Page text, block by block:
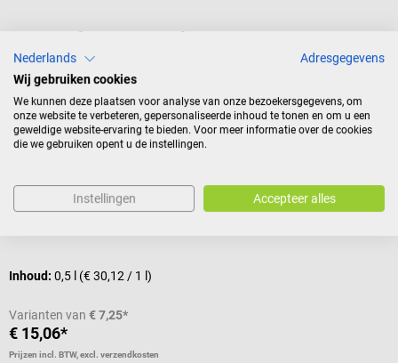
Andere kochten ook
SCHUPP
Massagelotion Relax
inhoud: 500 ml + dispenser
Inhoud: 0,5 l (€ 30,12 / 1 l)
Varianten van € 7,25*
€ 15,06*
Prijzen incl. BTW, excl. verzendkosten
Nederlands
Adresgegevens
Wij gebruiken cookies
We kunnen deze plaatsen voor analyse van onze bezoekersgegevens, om
onze website te verbeteren, gepersonaliseerde inhoud te tonen en om u een
geweldige website-ervaring te bieden. Voor meer informatie over de cookies
die we gebruiken opent u de instellingen.
Instellingen Accepteer alles